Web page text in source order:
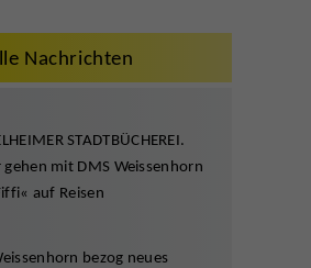
Nachrichten
STADTBÜCHEREI.
gehen mit DMS Weissenhorn
auf Reisen
bezog neues